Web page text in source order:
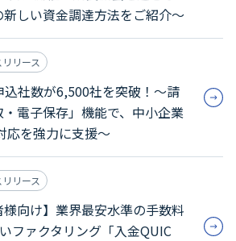
しい資金調達方法をご紹介～
リース
込社数が6,500社を突破！～請
電子保存」機能で、中小企業
応を強力に支援～
リース
様向け】業界最安水準の手数料
ファクタリング「入金QUIC